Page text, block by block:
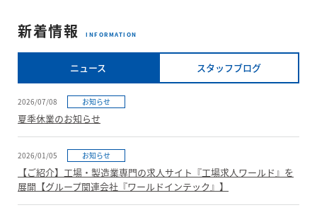
新着情報 INFORMATION
ニュース スタッフブログ
2026/07/08 お知らせ
夏季休業のお知らせ
2026/01/05 お知らせ
【ご紹介】工場・製造業専門の求人サイト『工場求人ワールド』を
展開【グループ関連会社『ワールドインテック』】